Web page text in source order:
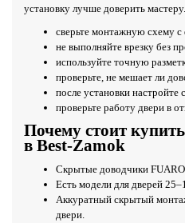
установку лучше доверить мастеру.
сверьте монтажную схему с
не выполняйте врезку без
используйте точную
проверьте, не мешает ли
после установки настройте
проверьте работу двери в
Почему стоит
в Best-Zamok
Скрытые доводчики
Есть модели для дверей
Аккуратный скрытый
двери.